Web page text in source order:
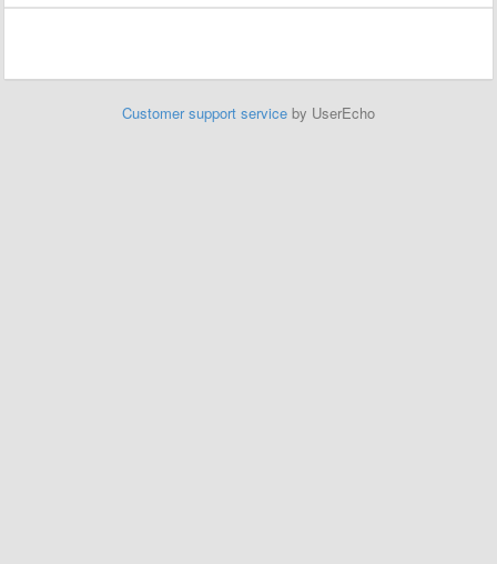
Customer support service by UserEcho